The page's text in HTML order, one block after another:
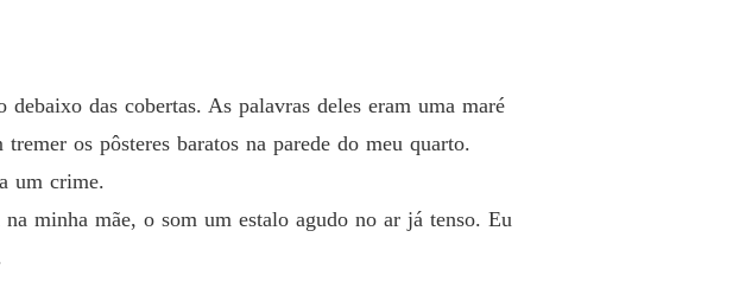
das cobertas. As palavras deles eram uma maré
os pôsteres baratos na parede do meu quarto.
um crime.
minha mãe, o som um estalo agudo no ar já tenso. Eu